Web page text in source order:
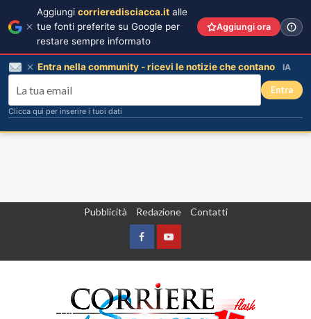
Pubblicità Redazione Contatti
FacebookYountube
Aggiungi corrieredisciacca.it alle
tue fonti preferite su Google per
restare sempre informato
Aggiungi ora
Entra nella community - ricevi le notizie che contano IA
Entra
Clicca qui per inserire i tuoi dati